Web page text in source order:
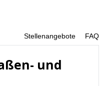
Stellenangebote FAQ
und